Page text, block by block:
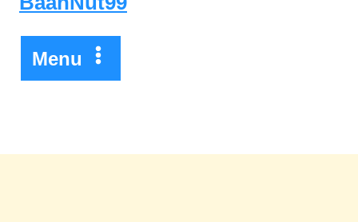
Menu